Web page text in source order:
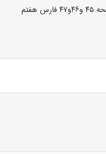
هفتم